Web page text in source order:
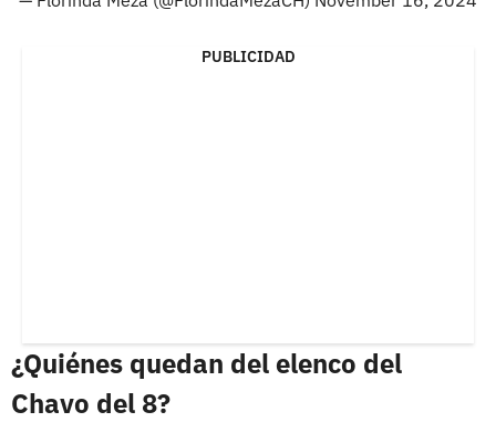
PUBLICIDAD
¿Quiénes quedan del elenco del
Chavo del 8?